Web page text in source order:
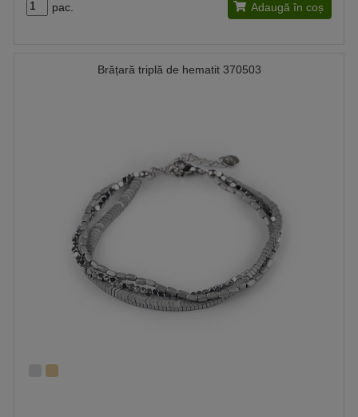
pac. Adaugă în coș
Brățară triplă de hematit 370503